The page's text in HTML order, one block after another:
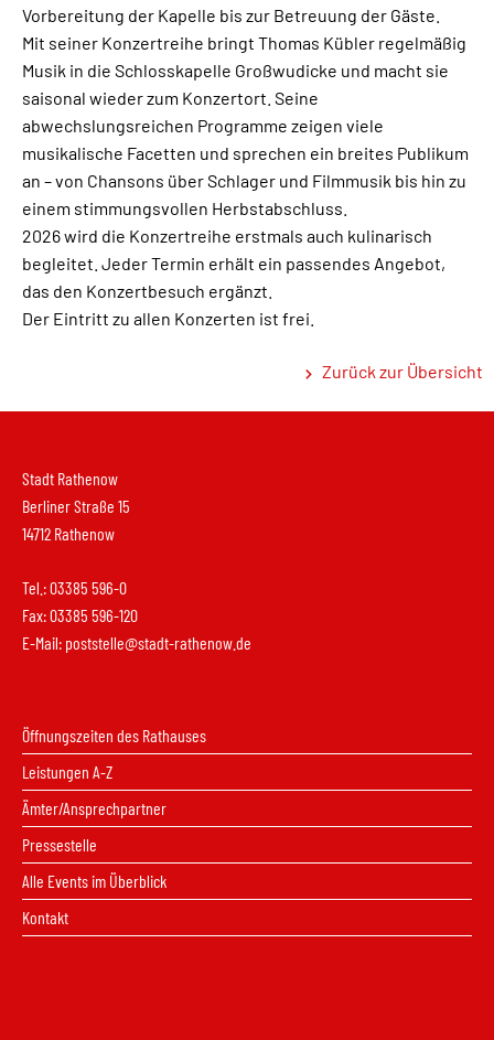
Vorbereitung der Kapelle bis zur Betreuung der Gäste.
Mit seiner Konzertreihe bringt Thomas Kübler regelmäßig
Musik in die Schlosskapelle Großwudicke und macht sie
saisonal wieder zum Konzertort. Seine
abwechslungsreichen Programme zeigen viele
musikalische Facetten und sprechen ein breites Publikum
an – von Chansons über Schlager und Filmmusik bis hin zu
einem stimmungsvollen Herbstabschluss.
2026 wird die Konzertreihe erstmals auch kulinarisch
begleitet. Jeder Termin erhält ein passendes Angebot,
das den Konzertbesuch ergänzt.
Der Eintritt zu allen Konzerten ist frei.
Zurück zur Übersicht
Stadt Rathenow
Berliner Straße 15
14712 Rathenow
Tel.: 03385 596-0
Fax: 03385 596-120
E-Mail: poststelle@stadt-rathenow.de
Öffnungszeiten des Rathauses
Leistungen A-Z
Ämter/Ansprechpartner
Pressestelle
Alle Events im Überblick
Kontakt